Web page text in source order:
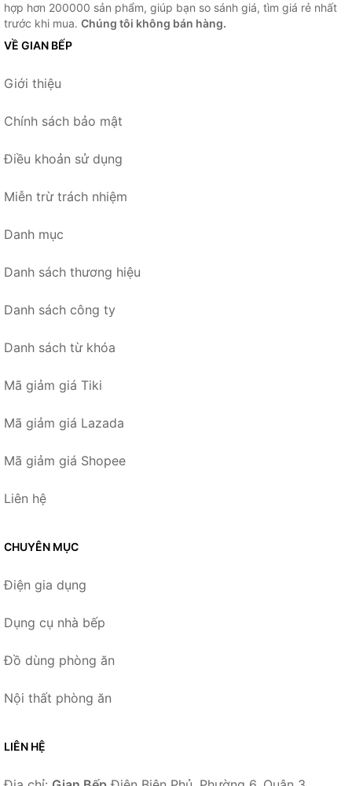
hợp hơn 200000 sản phẩm, giúp bạn so sánh giá, tìm giá rẻ nhất
trước khi mua. Chúng tôi không bán hàng.
VỀ GIAN BẾP
Giới thiệu
Chính sách bảo mật
Điều khoản sử dụng
Miễn trừ trách nhiệm
Danh mục
Danh sách thương hiệu
Danh sách công ty
Danh sách từ khóa
Mã giảm giá Tiki
Mã giảm giá Lazada
Mã giảm giá Shopee
Liên hệ
CHUYÊN MỤC
Điện gia dụng
Dụng cụ nhà bếp
Đồ dùng phòng ăn
Nội thất phòng ăn
LIÊN HỆ